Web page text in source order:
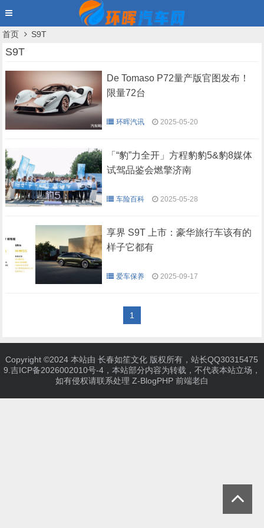
首页 S9T
S9T
De Tomaso P72量产版官图发布！
限量72台
环晖汽讯 2025-05-20
「“豹”力全开」方程豹豹5&豹8媒体
试驾品鉴会燃擎济南
车险百科 2025-05-28
享界 S9T 上市：豪华旅行车该有的
样子它都有
爱车保养 2025-09-17
1
Copyright ©2024 本站由 长春如笙文化 版权所有，站长QQ30315475
9. 吉ICP备2026002010号-4，本站部分内容为转载，不代表本站立场，
如有侵权请联系处理 Z-BlogPHP 前端老白